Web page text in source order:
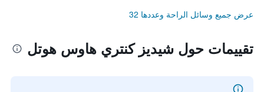
عرض جميع وسائل الراحة وعددها 32
تقييمات حول شيديز كنتري هاوس هوتل